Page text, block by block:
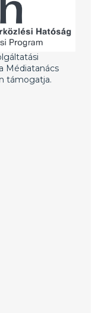
Médiatanács
támogatja.